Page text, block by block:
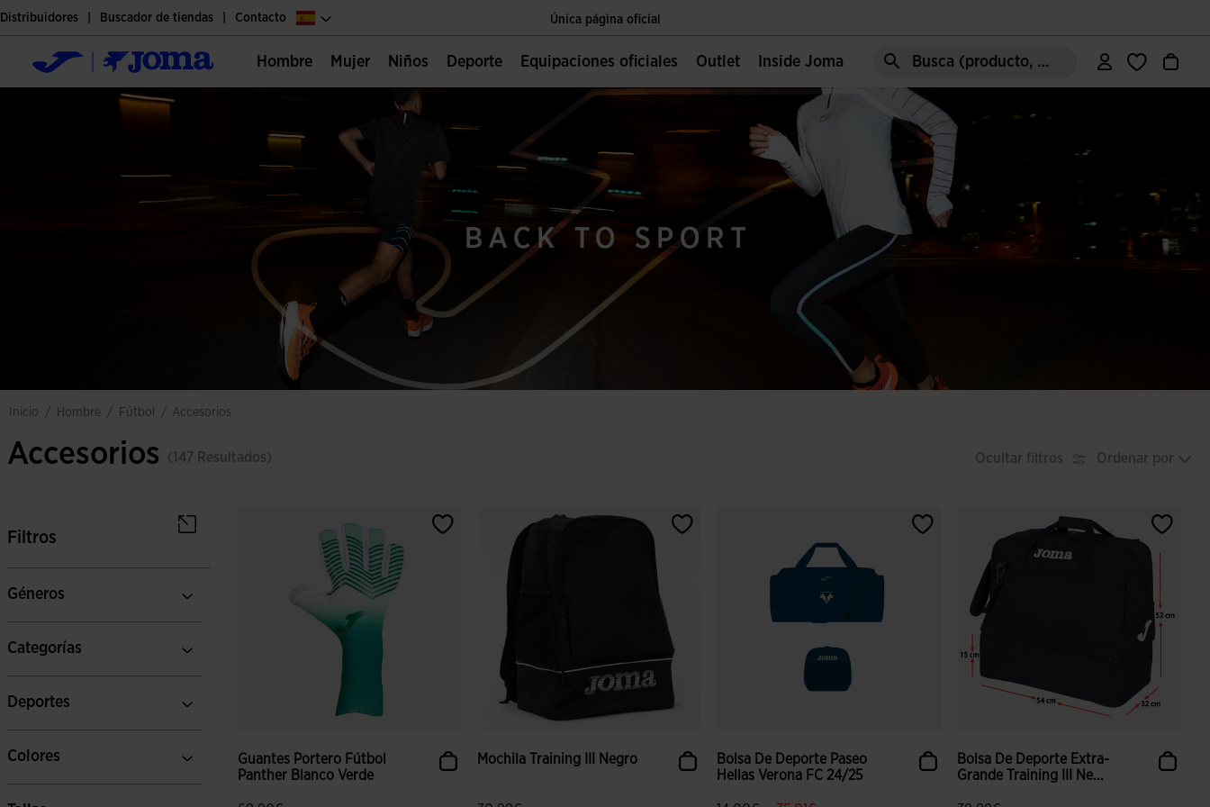
Envíos gratis a partir de 49€
Única página oficial
Envíos gratis a partir de 49€
Distribuidores Buscador de tiendas Contacto
Hombre Mujer Niños Deporte Equipaciones oficiales Outlet Inside Joma Busca (producto, estilo, área, ect.)
inicio / hombre / fútbol / accesorios
Accesorios (147 Resultados) Ocultar filtros Ordenar por
Filtros
Géneros
Categorías
Deportes
Colores
Guantes Portero Fútbol
Panther Blanco Verde
Mochila Training III Negro
Bolsa De Deporte Paseo
Hellas Verona FC 24/25
Bolsa De Deporte Extra-
Grande Training III Ne...